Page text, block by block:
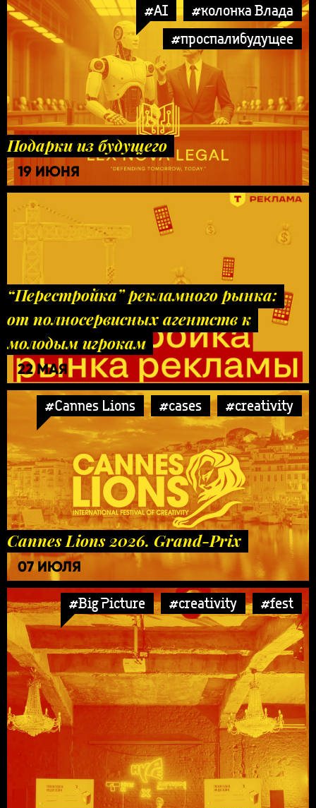
#AI
#колонка Влада
#проспалибудущее
Подарки из будущего
19 ИЮНЯ
“Перестройка” рекламного рынка:
от полносервисных агентств к
молодым игрокам
22 МАЯ
#Cannes Lions #cases #creativity
Cannes Lions 2026. Grand-Prix
07 ИЮЛЯ
#Big Picture #creativity #fest